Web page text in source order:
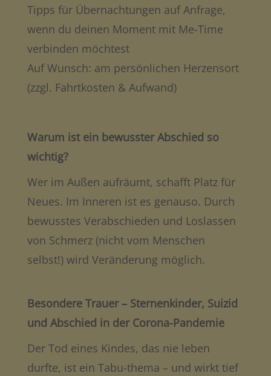
Tipps für Übernachtungen auf Anfrage,
wenn du deinen Moment mit Me-Time
verbinden möchtest
Auf Wunsch: am persönlichen Herzensort
(zzgl. Fahrtkosten & Aufwand)
Warum ist ein bewusster Abschied so
wichtig?
Wer im Außen aufräumt, schafft Platz für
Neues. Im Inneren ist es genauso. Durch
bewusstes Verabschieden und Loslassen
von Schmerz (nicht vom Menschen
selbst!) wird Veränderung möglich.
Besondere Trauer – Sternenkinder, Suizid
und Abschied in der Corona-Pandemie
Der Tod eines Kindes, das nie leben
durfte, ist ein Tabu-thema – und wirkt tief